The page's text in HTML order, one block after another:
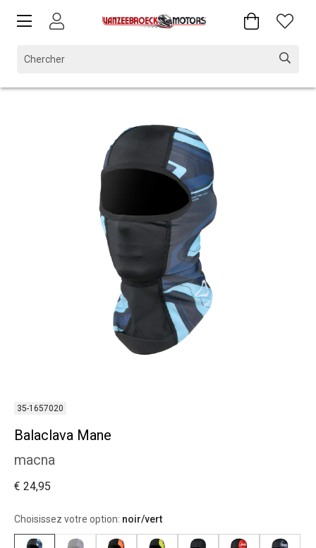
35-1657020
Balaclava Mane
macna
€ 24,95
Choisissez votre option: noir/vert